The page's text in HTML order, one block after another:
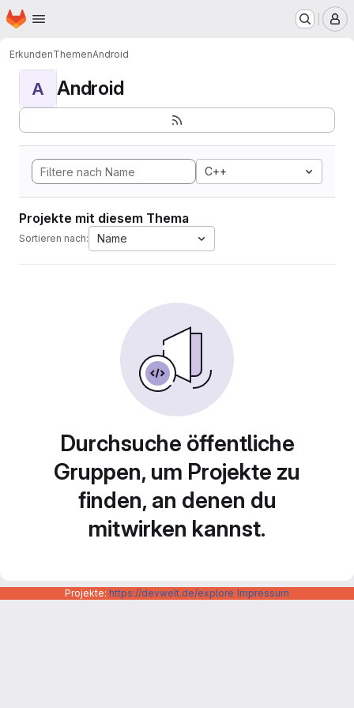
Zum Hauptinhalt springen
Startseite
ErkundenThemenAndroid
A Android
C++
Projekte mit diesem Thema
Sortieren nach: Name
Durchsuche öffentliche
Gruppen, um Projekte zu
finden, an denen du
mitwirken kannst.
Projekte: https://devwelt.de/explore Impressum